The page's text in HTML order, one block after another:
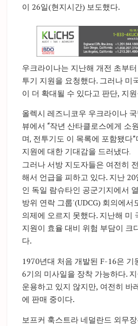
이 26일(현지시간) 보도했다.
우크라이나는 지난해 개전 초부
투기 지원을 요청했다. 그러나 미
이 더 확대될 수 있다고 판단, 지
올렉시 레즈니코우 우크라이나
뷰에서 “작년 산타클로스에게 소
며, 전투기도 이 목록에 포함됐다”
지원에 대한 기대감을 드러냈다.
그러나 서방 지도자들은 여전히
해서 언급을 피하고 있다. 지난
인 독일 람슈타인 공군기지에서
방위 연락 그룹'(UDCG) 회의에서
의제에 오르지 못했다. 지난해 미
지원이 효율 대비 위험 부담이 크
다.
1970년대 처음 개발된 F-16은 기
6기의 미사일을 장착 가능하다.
운용하고 있지 않지만, 여전히 바
에 판매 중이다.
보프커 훅스트라 네덜란드 외무